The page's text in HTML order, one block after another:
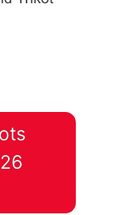
14:15